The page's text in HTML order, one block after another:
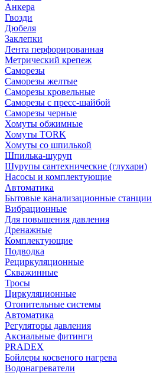
Анкера
Гвозди
Дюбеля
Заклепки
Лента перфорированная
Метрический крепеж
Саморезы
Саморезы желтые
Саморезы кровельные
Саморезы с пресс-шайбой
Саморезы черные
Хомуты обжимные
Хомуты TORK
Хомуты со шпилькой
Шпилька-шуруп
Шурупы сантехнические (глухари)
Насосы и комплектующие
Автоматика
Бытовые канализационные станции
Вибрационные
Для повышения давления
Дренажные
Комплектующие
Подводка
Рециркуляционные
Скважинные
Тросы
Циркуляционные
Отопительные системы
Автоматика
Регуляторы давления
Аксиальные фитинги
PRADEX
Бойлеры косвеного нагрева
Водонагреватели